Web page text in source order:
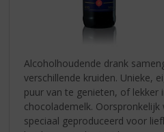
Alcoholhoudende drank
verschillende kruiden. Unieke,
puur van te genieten, of lekker
chocolademelk.
speciaal geproduceerd voor